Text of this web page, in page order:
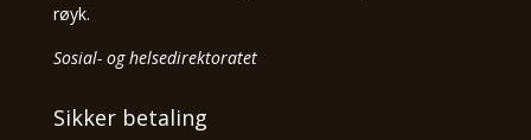
røyk.
Sosial- og helsedirektoratet
Sikker betaling